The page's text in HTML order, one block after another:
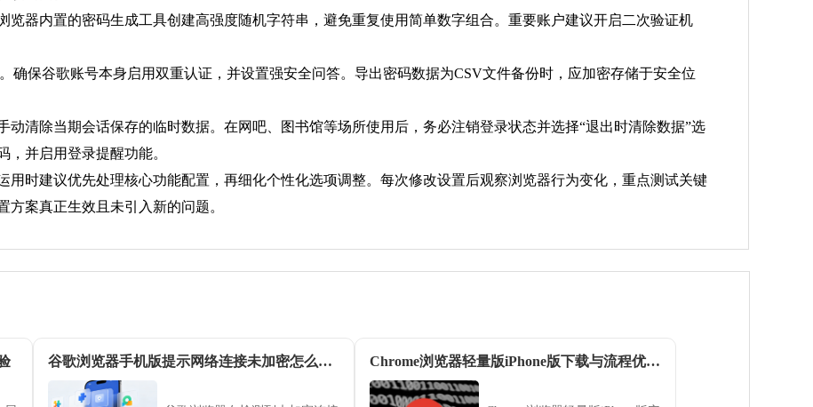
览器内置的密码生成工具创建高强度随机字符串，避免重复使用简单数字组合。重要账户建议开启二次验证机
确保谷歌账号本身启用双重认证，并设置强安全问答。导出密码数据为CSV文件备份时，应加密存储于安全位
动清除当期会话保存的临时数据。在网吧、图书馆等场所使用后，务必注销登录状态并选择“退出时清除数据”选
并启用登录提醒功能。
用时建议优先处理核心功能配置，再细化个性化选项调整。每次修改设置后观察浏览器行为变化，重点测试关键
案真正生效且未引入新的问题。
谷歌浏览器手机版提示网络连接未加密怎么强制看 Chrome浏览器轻量版iPhone版下载与流程优化与安全管理